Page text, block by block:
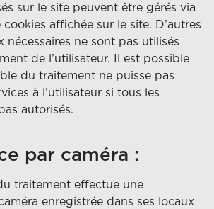
sur le site peuvent être gérés via
affichée sur le site. D’autres
nécessaires ne sont pas utilisés
de l’utilisateur. Il est possible
du traitement ne puisse pas
à l’utilisateur si tous les
autorisés.
par caméra :
traitement effectue une
enregistrée dans ses locaux